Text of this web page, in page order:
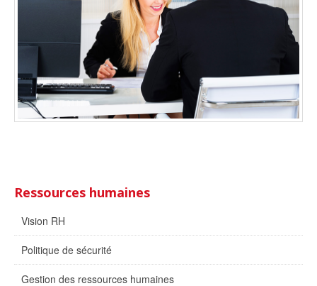
Ressources humaines
Vision RH
Politique de sécurité
Gestion des ressources humaines